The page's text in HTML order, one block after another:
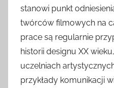
stanowi punkt
twórców filmowych na
prace są regularnie
historii designu XX
uczelniach
przykłady komunikacji